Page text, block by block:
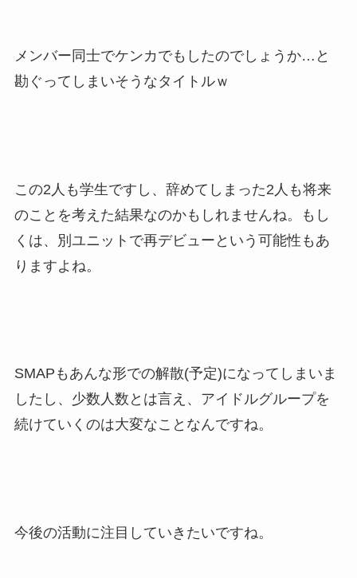
メンバー同士でケンカでもしたのでしょうか…と
勘ぐってしまいそうなタイトルｗ
この2人も学生ですし、辞めてしまった2人も将来
のことを考えた結果なのかもしれませんね。もし
くは、別ユニットで再デビューという可能性もあ
りますよね。
SMAPもあんな形での解散(予定)になってしまいま
したし、少数人数とは言え、アイドルグループを
続けていくのは大変なことなんですね。
今後の活動に注目していきたいですね。